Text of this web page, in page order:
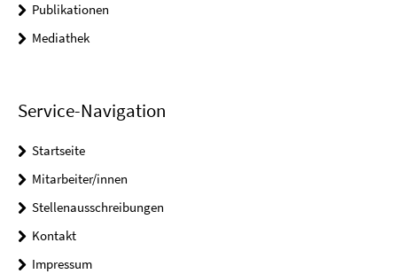
Publikationen
Mediathek
Service-Navigation
Startseite
Mitarbeiter/innen
Stellenausschreibungen
Kontakt
Impressum